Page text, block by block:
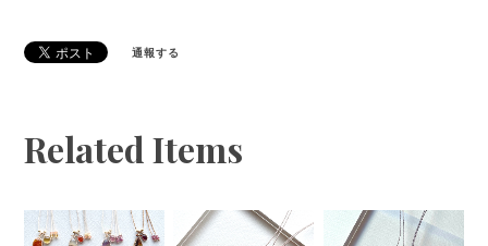
通報する
Related Items